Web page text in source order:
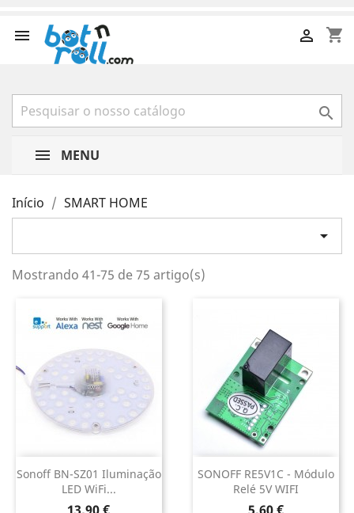
 shopping_cart


MENU
Início SMART HOME

Mostrando 41-75 de 75 artigo(s)
Sonoff BN-SZ01 Iluminação
LED WiFi...
Preço
SONOFF RE5V1C - Módulo
Relé 5V WIFI
Preço